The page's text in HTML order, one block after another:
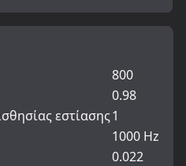
800
0.98
εστίασης1
1000 Hz
0.022